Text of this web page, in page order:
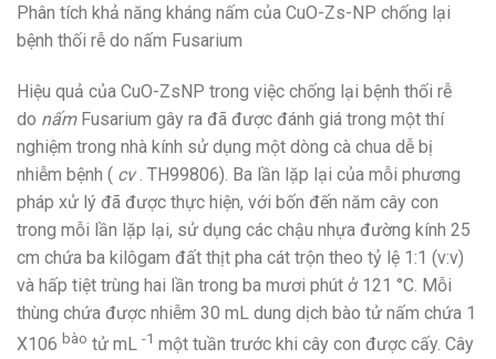
Phân tích khả năng kháng nấm của CuO-Zs-NP chống lại
bệnh thối rễ do nấm Fusarium
Hiệu quả của CuO-ZsNP trong việc chống lại bệnh thối rễ
do nấmFusarium gây ra đã được đánh giá trong một thí
nghiệm trong nhà kính sử dụng một dòng cà chua dễ bị
nhiễm bệnh ( cv. TH99806). Ba lần lặp lại của mỗi phương
pháp xử lý đã được thực hiện, với bốn đến năm cây con
trong mỗi lần lặp lại, sử dụng các chậu nhựa đường kính 25
cm chứa ba kilôgam đất thịt pha cát trộn theo tỷ lệ 1:1 (v:v)
và hấp tiệt trùng hai lần trong ba mươi phút ở 121 °C. Mỗi
thùng chứa được nhiễm 30 mL dung dịch bào tử nấm chứa 1
X106 bào tử mL -1 một tuần trước khi cây con được cấy. Cây